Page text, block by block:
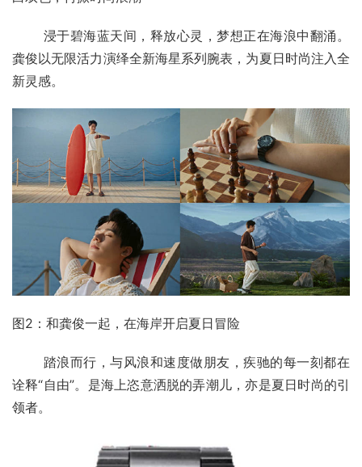
浸于碧海蓝天间，释放心灵，梦想正在海浪中翻涌。
龚俊以无限活力演绎全新海星系列腕表，为夏日时尚注入全
新灵感。
图2：和龚俊一起，在海岸开启夏日冒险
踏浪而行，与风浪和速度做朋友，疾驰的每一刻都在
诠释“自由”。是海上恣意洒脱的弄潮儿，亦是夏日时尚的引
领者。